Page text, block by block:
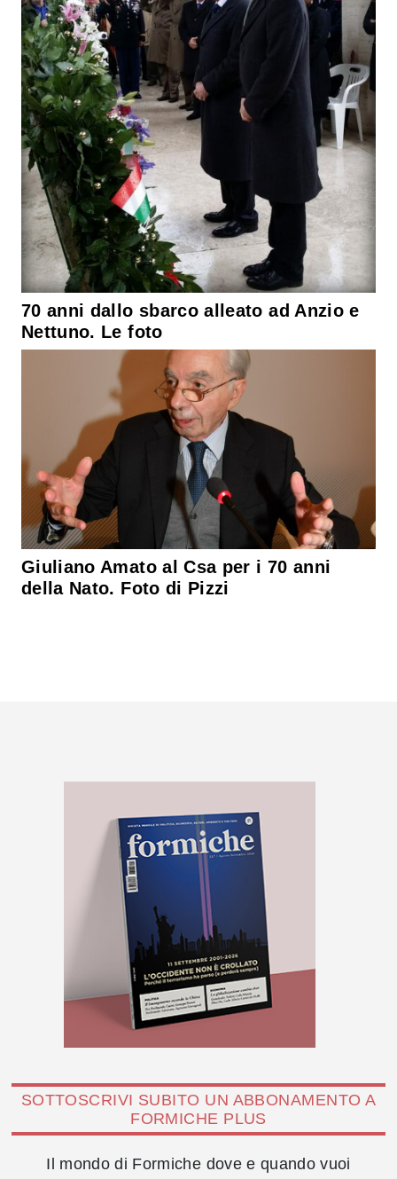
70 anni dallo sbarco alleato ad Anzio e
Nettuno. Le foto
Giuliano Amato al Csa per i 70 anni
della Nato. Foto di Pizzi
SOTTOSCRIVI SUBITO UN ABBONAMENTO A
FORMICHE PLUS
Il mondo di Formiche dove e quando vuoi